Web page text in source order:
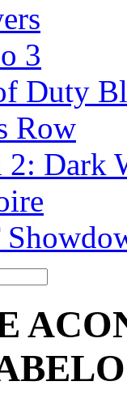
3
Duty
Row
2: Dark